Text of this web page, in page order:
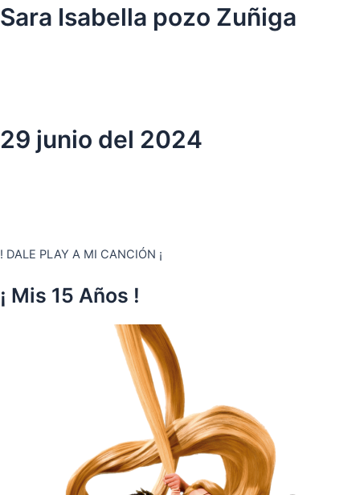
Ir
al
Sara Isabella pozo Zuñiga
29 junio del 2024
! DALE PLAY A MI CANCIÓN ¡
¡ Mis 15 Años !